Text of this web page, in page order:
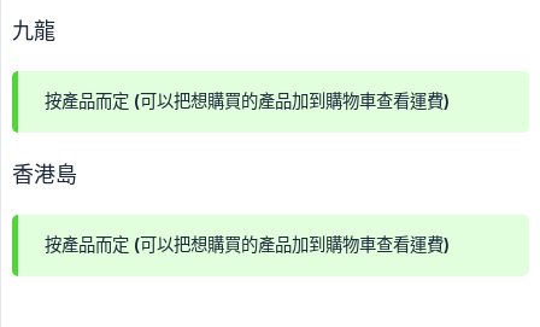
九龍
按產品而定 (可以把想購買的產品加到購物車查看運費)
香港島
按產品而定 (可以把想購買的產品加到購物車查看運費)